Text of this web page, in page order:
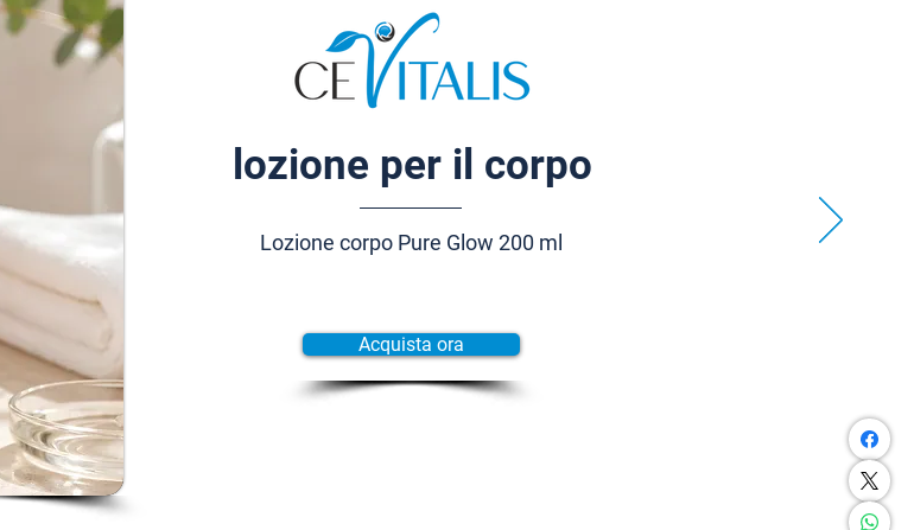
lozione per il corpo
Lozione corpo Pure Glow 200 ml
Acquista ora